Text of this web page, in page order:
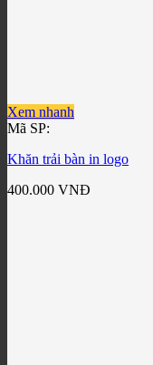
Xem nhanh
Mã SP:
Khăn trải bàn in logo
400.000 VNĐ